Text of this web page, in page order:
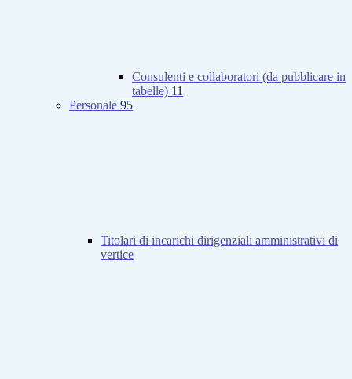
Consulenti e collaboratori (da pubblicare in
tabelle) 11
Personale 95
Titolari di incarichi dirigenziali amministrativi di
vertice